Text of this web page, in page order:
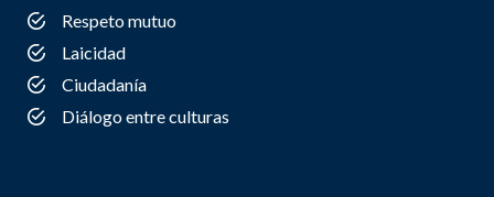
Respeto mutuo
Laicidad
Ciudadanía
Diálogo entre culturas